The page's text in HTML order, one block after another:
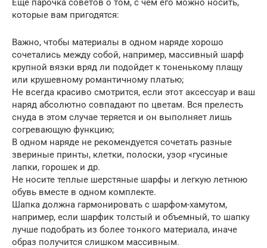
Еще парочка советов о том, с чем его можно носить,
которые вам пригодятся:
Важно, чтобы материалы в одном наряде хорошо
сочетались между собой, например, массивный шарф
крупной вязки вряд ли подойдет к тоненькому плащу
или крушевному романтичному платью;
Не всегда красиво смотрится, если этот аксессуар и ваш
наряд абсолютно совпадают по цветам. Вся прелесть
снуда в этом случае теряется и он выполняет лишь
согревающую функцию;
В одном наряде не рекомендуется сочетать разные
звериные принты, клетки, полоски, узор «гусиные
лапки, горошек и др.
Не носите теплые шерстяные шарфы и легкую летнюю
обувь вместе в одном комплекте.
Шапка должна гармонировать с шарфом-хамутом,
например, если шарфик толстый и объемный, то шапку
лучше подобрать из более тонкого материала, иначе
образ получится слишком массивным.